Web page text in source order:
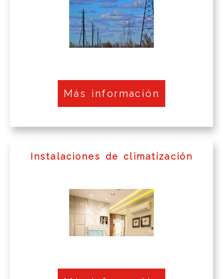
Más información
Instalaciones de climatización